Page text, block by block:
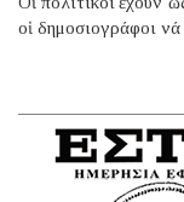
οἱ δημοσιογράφοι